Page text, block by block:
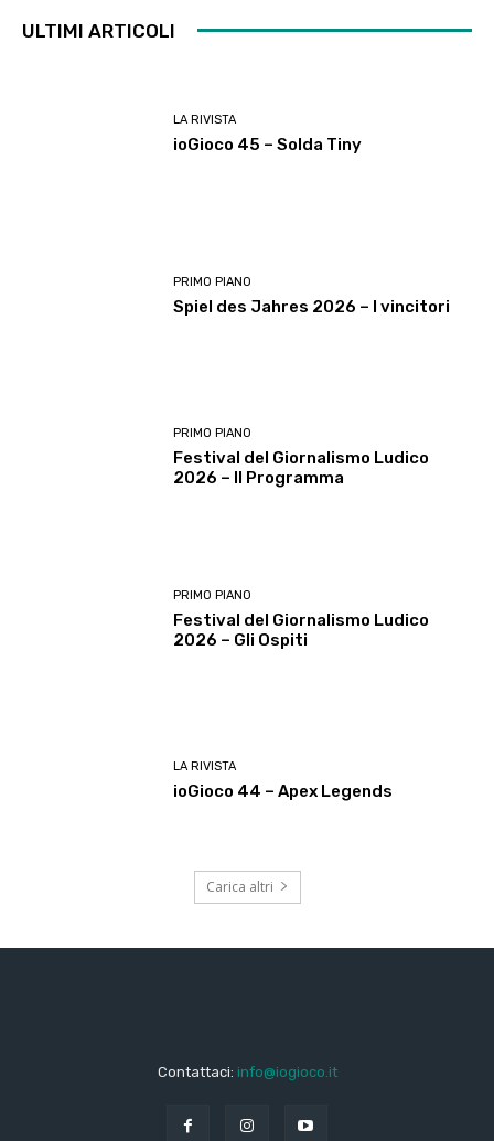
ULTIMI ARTICOLI
LA RIVISTA
ioGioco 45 – Solda Tiny
PRIMO PIANO
Spiel des Jahres 2026 – I vincitori
PRIMO PIANO
Festival del Giornalismo Ludico
2026 – Il Programma
PRIMO PIANO
Festival del Giornalismo Ludico
2026 – Gli Ospiti
LA RIVISTA
ioGioco 44 – Apex Legends
Carica altri
Contattaci: info@iogioco.it